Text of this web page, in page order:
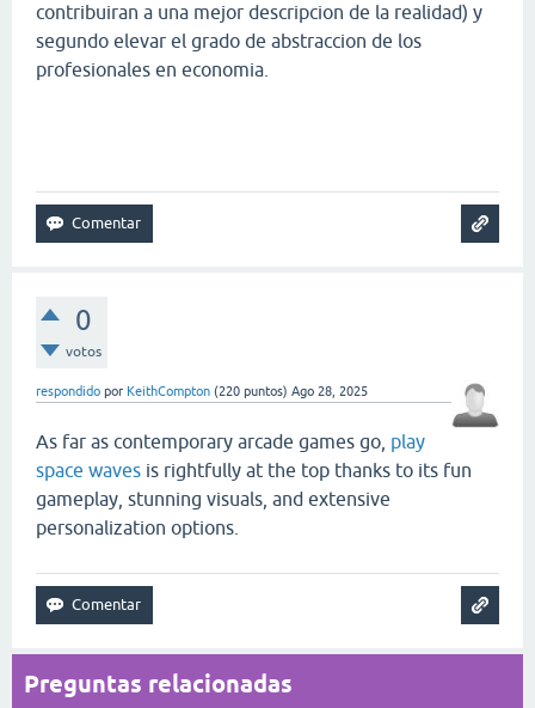
contribuiran a una mejor descripcion de la realidad) y
segundo elevar el grado de abstraccion de los
profesionales en economia.
0
votos
respondido por KeithCompton (220 puntos) Ago 28, 2025
As far as contemporary arcade games go, play
space waves is rightfully at the top thanks to its fun
gameplay, stunning visuals, and extensive
personalization options.
Preguntas relacionadas